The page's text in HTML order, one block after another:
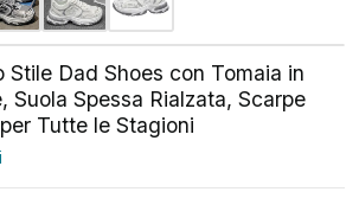
Stile Dad Shoes con Tomaia in
Suola Spessa Rialzata, Scarpe
Tutte le Stagioni